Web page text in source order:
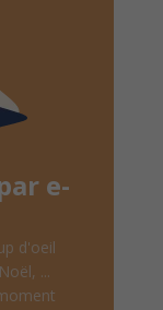
e-
d'oeil
...